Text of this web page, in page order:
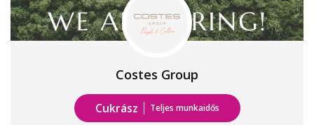
Costes Group
Cukrász Teljes munkaidős